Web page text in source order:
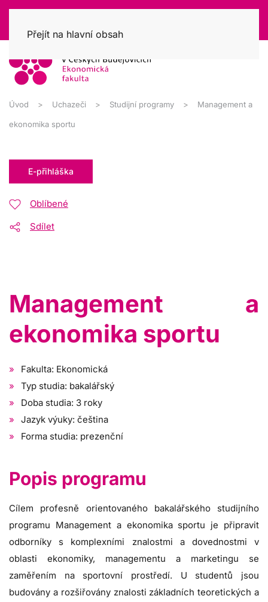
Přejít na hlavní obsah
Úvod Uchazeči Studijní programy Management a
ekonomika sportu
E-přihláška
Oblíbené
Sdílet
Management a
ekonomika sportu
Fakulta: Ekonomická
Typ studia: bakalářský
Doba studia: 3 roky
Jazyk výuky: čeština
Forma studia: prezenční
Popis programu
Cílem profesně orientovaného bakalářského studijního
programu Management a ekonomika sportu je připravit
odborníky s komplexními znalostmi a dovednostmi v
oblasti ekonomiky, managementu a marketingu se
zaměřením na sportovní prostředí. U studentů jsou
budovány a rozšiřovány znalosti základních teoretických a